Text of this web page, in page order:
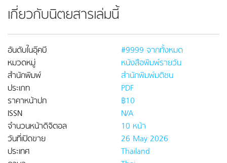
เกี่ยวกับนิตยสารเล่มนี้
อันดับในอุ๊คบี
#9999 จากทั้งหมด
หมวดหมู่
หนังสือพิมพ์รายวัน
สำนักพิมพ์
สำนักพิมพ์มติชน
ประเภท
PDF
ราคาหน้าปก
฿10
ISSN
N/A
จำนวนหน้าดิจิตอล
10 หน้า
วันที่เปิดขาย
26 May 2026
ประเทศ
Thailand